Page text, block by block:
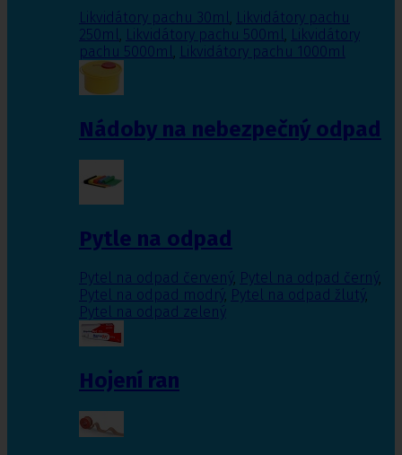
Likvidátory pachu 30ml, Likvidátory pachu
250ml, Likvidátory pachu 500ml, Likvidátory
pachu 5000ml, Likvidátory pachu 1000ml
Nádoby na nebezpečný odpad
Pytle na odpad
Pytel na odpad červený, Pytel na odpad černý,
Pytel na odpad modrý, Pytel na odpad žlutý,
Pytel na odpad zelený
Hojení ran